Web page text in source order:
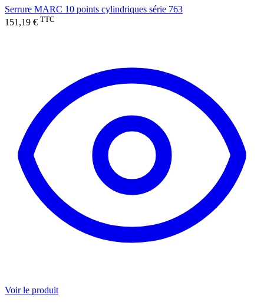
Serrure MARC 10 points cylindriques série 763
151,19 € TTC
Voir le produit